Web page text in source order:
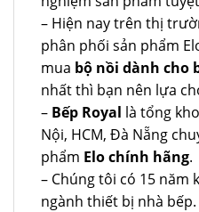
– Hiện nay trên thị
phân phối sản phẩm
mua bộ nồi dành cho
nhất thì bạn nên lựa
– Bếp Royal là tổng
Nội, HCM, Đà Nẵng
phẩm Elo chính hãng.
– Chúng tôi có 15 năm
ngành thiết bị nhà